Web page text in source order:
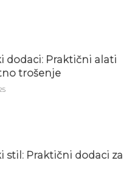
dodaci: Praktični alati
trošenje
stil: Praktični dodaci za